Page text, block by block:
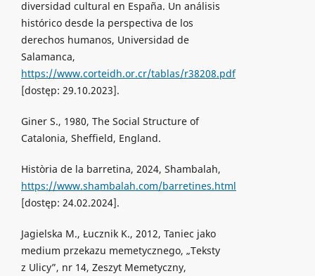
diversidad cultural en España. Un análisis
histórico desde la perspectiva de los
derechos humanos, Universidad de
Salamanca,
https://www.corteidh.or.cr/tablas/r38208.pdf
[dostęp: 29.10.2023].
Giner S., 1980, The Social Structure of
Catalonia, Sheffield, England.
Història de la barretina, 2024, Shambalah,
https://www.shambalah.com/barretines.html
[dostęp: 24.02.2024].
Jagielska M., Łucznik K., 2012, Taniec jako
medium przekazu memetycznego, „Teksty
z Ulicy”, nr 14, Zeszyt Memetyczny,